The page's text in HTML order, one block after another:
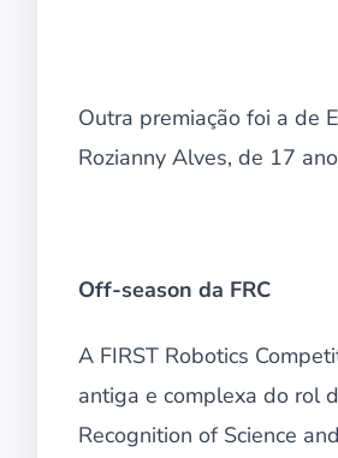
Outra premiação foi a de
Rozianny Alves, de 17
Off-season da FRC
A FIRST Robotics
antiga e complexa do rol
Recognition of Science